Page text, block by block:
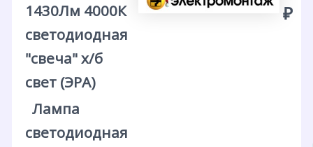
1430Лм 4000К
светодиодная
"свеча" х/б
свет (ЭРА)
₽
Лампа
светодиодная